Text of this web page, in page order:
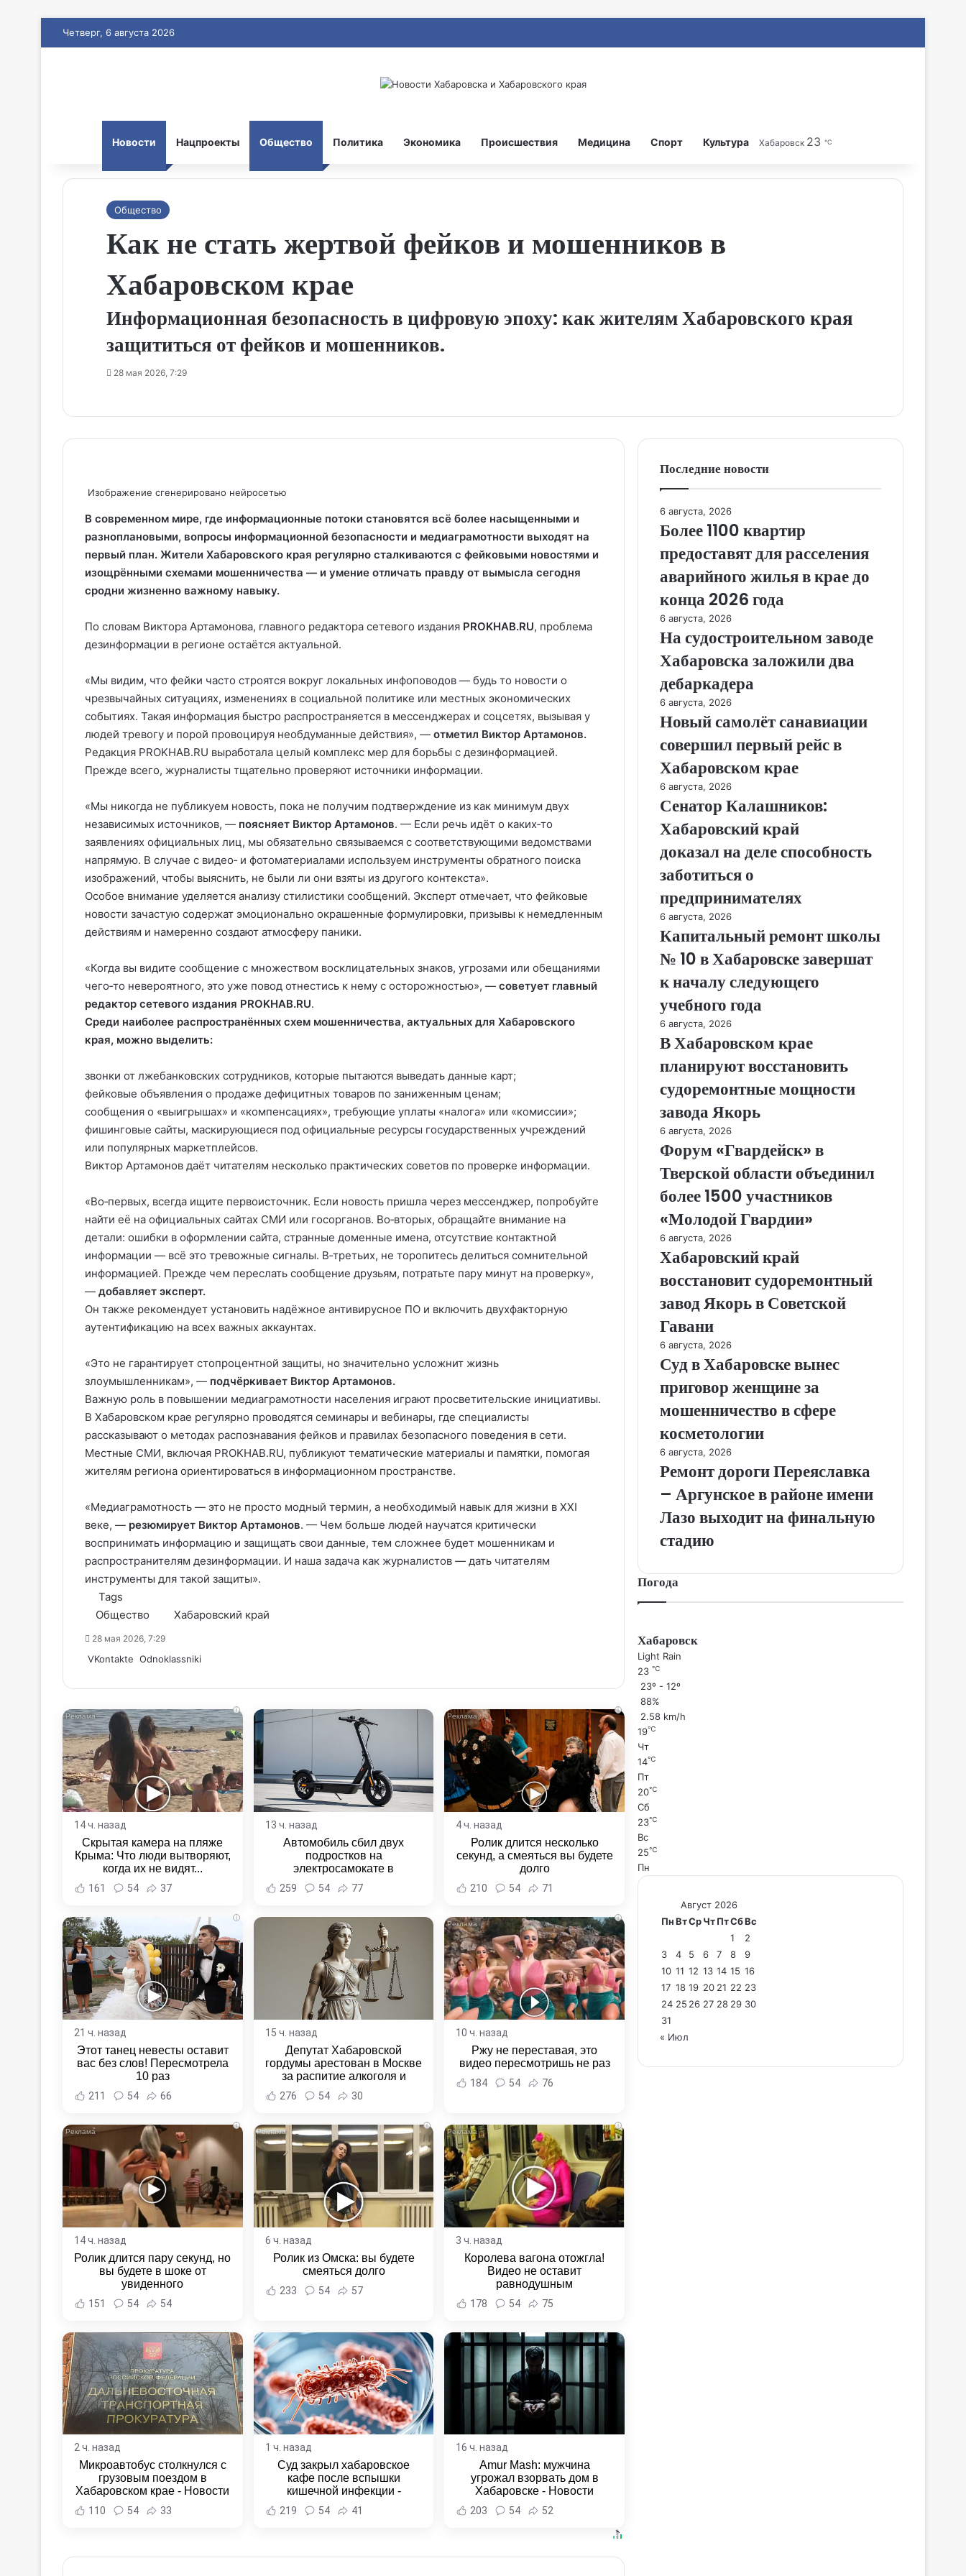
Четверг, 6 августа 2026
Новости Нацпроекты Общество Политика Экономика Происшествия Медицина Спорт Культура Хабаровск 23 ℃
Общество
Как не стать жертвой фейков и мошенников в
Хабаровском крае
Информационная безопасность в цифровую эпоху: как жителям Хабаровского края
защититься от фейков и мошенников.
28 мая 2026, 7:29
Изображение сгенерировано нейросетью
В современном мире, где информационные потоки становятся всё более насыщенными и
разноплановыми, вопросы информационной безопасности и медиаграмотности выходят на
первый план. Жители Хабаровского края регулярно сталкиваются с фейковыми новостями и
изощрёнными схемами мошенничества — и умение отличать правду от вымысла сегодня
сродни жизненно важному навыку.
По словам Виктора Артамонова, главного редактора сетевого издания PROKHAB.RU, проблема
дезинформации в регионе остаётся актуальной.
«Мы видим, что фейки часто строятся вокруг локальных инфоповодов — будь то новости о
чрезвычайных ситуациях, изменениях в социальной политике или местных экономических
событиях. Такая информация быстро распространяется в мессенджерах и соцсетях, вызывая у
людей тревогу и порой провоцируя необдуманные действия», — отметил Виктор Артамонов.
Редакция PROKHAB.RU выработала целый комплекс мер для борьбы с дезинформацией.
Прежде всего, журналисты тщательно проверяют источники информации.
«Мы никогда не публикуем новость, пока не получим подтверждение из как минимум двух
независимых источников, — поясняет Виктор Артамонов. — Если речь идёт о каких‑то
заявлениях официальных лиц, мы обязательно связываемся с соответствующими ведомствами
напрямую. В случае с видео‑ и фотоматериалами используем инструменты обратного поиска
изображений, чтобы выяснить, не были ли они взяты из другого контекста».
Особое внимание уделяется анализу стилистики сообщений. Эксперт отмечает, что фейковые
новости зачастую содержат эмоционально окрашенные формулировки, призывы к немедленным
действиям и намеренно создают атмосферу паники.
«Когда вы видите сообщение с множеством восклицательных знаков, угрозами или обещаниями
чего‑то невероятного, это уже повод отнестись к нему с осторожностью», — советует главный
редактор сетевого издания PROKHAB.RU.
Среди наиболее распространённых схем мошенничества, актуальных для Хабаровского
края, можно выделить:
звонки от лжебанковских сотрудников, которые пытаются выведать данные карт;
фейковые объявления о продаже дефицитных товаров по заниженным ценам;
сообщения о «выигрышах» и «компенсациях», требующие уплаты «налога» или «комиссии»;
фишинговые сайты, маскирующиеся под официальные ресурсы государственных учреждений
или популярных маркетплейсов.
Виктор Артамонов даёт читателям несколько практических советов по проверке информации.
«Во‑первых, всегда ищите первоисточник. Если новость пришла через мессенджер, попробуйте
найти её на официальных сайтах СМИ или госорганов. Во‑вторых, обращайте внимание на
детали: ошибки в оформлении сайта, странные доменные имена, отсутствие контактной
информации — всё это тревожные сигналы. В‑третьих, не торопитесь делиться сомнительной
информацией. Прежде чем переслать сообщение друзьям, потратьте пару минут на проверку»,
— добавляет эксперт.
Он также рекомендует установить надёжное антивирусное ПО и включить двухфакторную
аутентификацию на всех важных аккаунтах.
«Это не гарантирует стопроцентной защиты, но значительно усложнит жизнь
злоумышленникам», — подчёркивает Виктор Артамонов.
Важную роль в повышении медиаграмотности населения играют просветительские инициативы.
В Хабаровском крае регулярно проводятся семинары и вебинары, где специалисты
рассказывают о методах распознавания фейков и правилах безопасного поведения в сети.
Местные СМИ, включая PROKHAB.RU, публикуют тематические материалы и памятки, помогая
жителям региона ориентироваться в информационном пространстве.
«Медиаграмотность — это не просто модный термин, а необходимый навык для жизни в XXI
веке, — резюмирует Виктор Артамонов. — Чем больше людей научатся критически
воспринимать информацию и защищать свои данные, тем сложнее будет мошенникам и
распространителям дезинформации. И наша задача как журналистов — дать читателям
инструменты для такой защиты».
Tags
Общество
Хабаровский край
28 мая 2026, 7:29
VKontakte Odnoklassniki
Email
i
14 ч. назад
Скрытая камера на пляже
Крыма: Что люди вытворяют,
когда их не видят...
161 54 37
13 ч. назад
Автомобиль сбил двух
подростков на
электросамокате в
Комсомольске-на-Амуре -
Новости Хабаровска и
259 54 77
i
4 ч. назад
Ролик длится несколько
секунд, а смеяться вы будете
долго
210 54 71
i
21 ч. назад
Этот танец невесты оставит
вас без слов! Пересмотрела
10 раз
211 54 66
15 ч. назад
Депутат Хабаровской
гордумы арестован в Москве
за распитие алкоголя и
неповиновение полиции -
Новости Хабаровска и
276 54 30
i
10 ч. назад
Ржу не переставая, это
видео пересмотришь не раз
184 54 76
i
14 ч. назад
Ролик длится пару секунд, но
вы будете в шоке от
увиденного
151 54 54
i
6 ч. назад
Ролик из Омска: вы будете
смеяться долго
233 54 57
i
3 ч. назад
Королева вагона отожгла!
Видео не оставит
равнодушным
178 54 75
2 ч. назад
Микроавтобус столкнулся с
грузовым поездом в
Хабаровском крае - Новости
Хабаровска и Хабаровского
края
110 54 33
1 ч. назад
Суд закрыл хабаровское
кафе после вспышки
кишечной инфекции -
Новости Хабаровска и
Хабаровского края
219 54 41
16 ч. назад
Amur Mash: мужчина
угрожал взорвать дом в
Хабаровске - Новости
Хабаровска и Хабаровского
края
203 54 52
Последние новости
6 августа, 2026
Более 1100 квартир
предоставят для расселения
аварийного жилья в крае до
конца 2026 года
6 августа, 2026
На судостроительном заводе
Хабаровска заложили два
дебаркадера
6 августа, 2026
Новый самолёт санавиации
совершил первый рейс в
Хабаровском крае
6 августа, 2026
Сенатор Калашников:
Хабаровский край
доказал на деле способность
заботиться о
предпринимателях
6 августа, 2026
Капитальный ремонт школы
№ 10 в Хабаровске завершат
к началу следующего
учебного года
6 августа, 2026
В Хабаровском крае
планируют восстановить
судоремонтные мощности
завода Якорь
6 августа, 2026
Форум «Гвардейск» в
Тверской области объединил
более 1500 участников
«Молодой Гвардии»
6 августа, 2026
Хабаровский край
восстановит судоремонтный
завод Якорь в Советской
Гавани
6 августа, 2026
Суд в Хабаровске вынес
приговор женщине за
мошенничество в сфере
косметологии
6 августа, 2026
Ремонт дороги Переяславка
– Аргунское в районе имени
Лазо выходит на финальную
стадию
Погода
Хабаровск
Light Rain
23℃
23º - 12º
88%
2.58 km/h
19℃
Чт
14℃
Пт
20℃
Сб
23℃
Вс
25℃
Пн
Август 2026
ПнВтСрЧтПтСбВс
1
2
3
4 5 6 7 8
9
10 11 12 13 14 15 16
17 18 19 20 21 22 23
24 25 26 27 28 29 30
31
« Июл